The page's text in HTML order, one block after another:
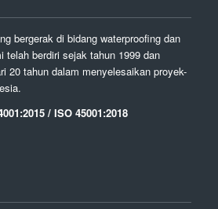
bergerak di bidang waterproofing dan
telah berdiri sejak tahun 1999 dan
20 tahun dalam menyelesaikan proyek-
/ ISO 45001:2018